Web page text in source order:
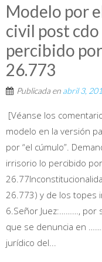
Modelo por
civil post
percibido
26.773
Publicada en abril 3,
[Véanse los
modelo en la versión
por “el cúmulo”.
irrisorio lo percibido
26.773) y de los topes
6.Señor Juez:………, por
que se denuncia en
jurídico del...